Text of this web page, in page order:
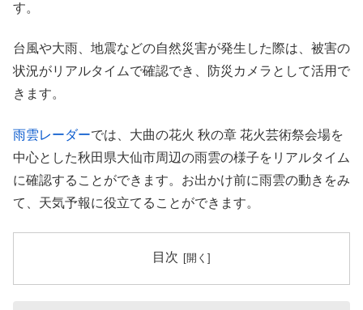
す。
台風や大雨、地震などの自然災害が発生した際は、被害の
状況がリアルタイムで確認でき、防災カメラとして活用で
きます。
雨雲レーダーでは、大曲の花火 秋の章 花火芸術祭会場を
中心とした秋田県大仙市周辺の雨雲の様子をリアルタイム
に確認することができます。お出かけ前に雨雲の動きをみ
て、天気予報に役立てることができます。
目次